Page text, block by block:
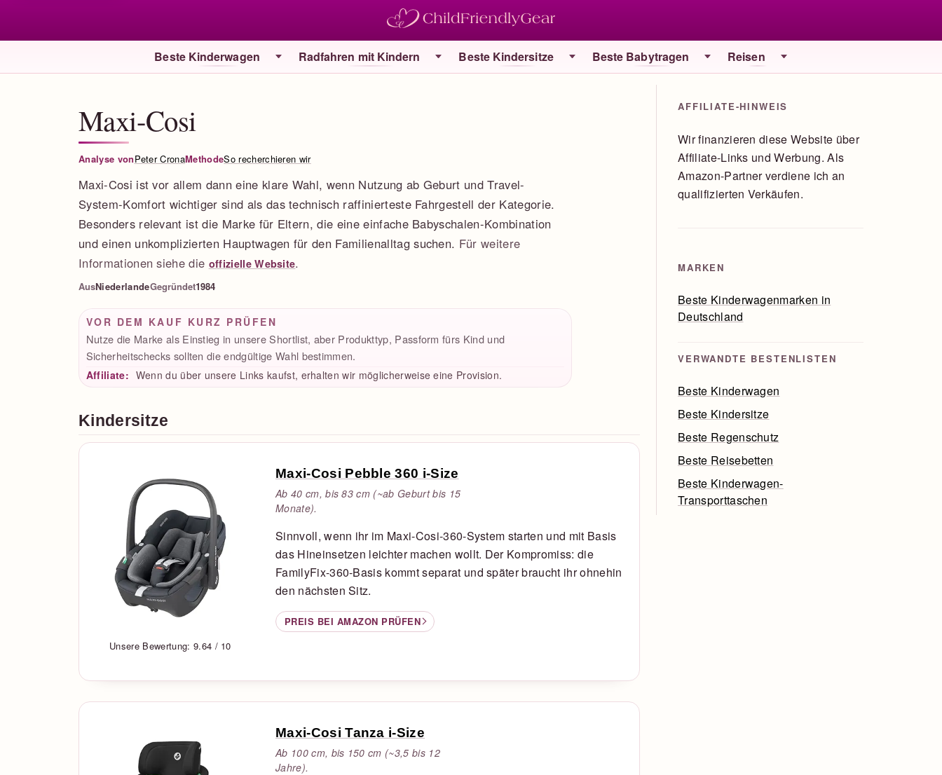
Beste Kinderwagen Radfahren mit Kindern Beste Kindersitze Beste Babytragen Reisen
Maxi-Cosi
Analyse vonPeter CronaMethodeSo recherchieren wir
Maxi-Cosi ist vor allem dann eine klare Wahl, wenn Nutzung ab Geburt und Travel-
System-Komfort wichtiger sind als das technisch raffinierteste Fahrgestell der Kategorie.
Besonders relevant ist die Marke für Eltern, die eine einfache Babyschalen-Kombination
und einen unkomplizierten Hauptwagen für den Familienalltag suchen. Für weitere
Informationen siehe die offizielle Website.
AusNiederlandeGegründet1984
VOR DEM KAUF KURZ PRÜFEN
Nutze die Marke als Einstieg in unsere Shortlist, aber Produkttyp, Passform fürs Kind und
Sicherheitschecks sollten die endgültige Wahl bestimmen.
Affiliate: Wenn du über unsere Links kaufst, erhalten wir möglicherweise eine Provision.
AFFILIATE-HINWEIS
Wir finanzieren diese Website über
Affiliate-Links und Werbung. Als
Amazon-Partner verdiene ich an
qualifizierten Verkäufen.
MARKEN
Beste Kinderwagenmarken in
Deutschland
VERWANDTE BESTENLISTEN
Beste Kinderwagen
Beste Kindersitze
Beste Regenschutz
Beste Reisebetten
Beste Kinderwagen-
Transporttaschen
Kindersitze
Unsere Bewertung: 9.64 / 10
Maxi-Cosi Pebble 360 i-Size
Ab 40 cm, bis 83 cm (~ab Geburt bis 15
Monate).
Sinnvoll, wenn ihr im Maxi-Cosi-360-System starten und mit Basis
das Hineinsetzen leichter machen wollt. Der Kompromiss: die
FamilyFix-360-Basis kommt separat und später braucht ihr ohnehin
den nächsten Sitz.
PREIS BEI AMAZON PRÜFEN
Maxi-Cosi Tanza i-Size
Ab 100 cm, bis 150 cm (~3,5 bis 12
Jahre).